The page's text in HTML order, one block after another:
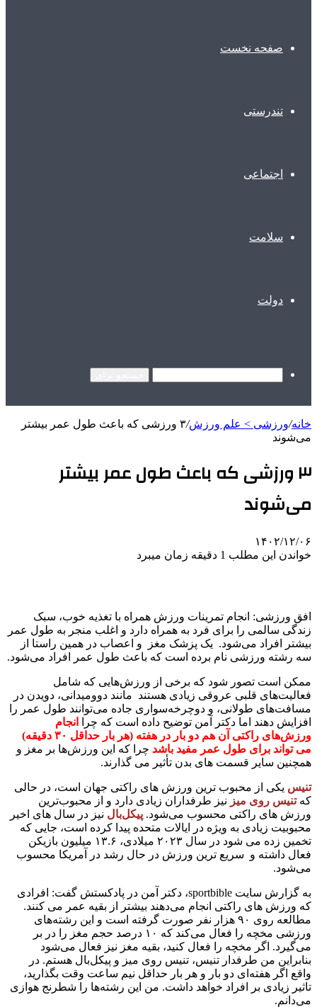
صفحه نخست
تندرستی
اجتماعی
سلامت
دولت
خانه/ورزشی > علم ورزش/
۳ ورزشی که باعث طول عمر بیشتر
می‌شوند
۳ ورزشی که باعث طول عمر بیشتر
می‌شوند
۱۴۰۲/۱۲/۰۶
خواندن این مطلب 1 دقیقه زمان میبرد
افق ورزشی: انجام تمرینات ورزش همراه با تغذیه خوب، سبک
زندگی سالمی را برای فرد به همراه دارد و اغلب منجر به طول عمر
بیشتر افراد می‌شود. یک پزشک مغز و اعصاب در همین راستا از
سه رشته ورزشی نام برده است که باعث طول عمر افراد می‌شود.
ممکن است تصور شود که برخی از ورزش‌هایی که شامل
فعالیت‌های قلبی عروقی زیادی هستند مانند دوومیدانی، دویدن در
مسافت‌های طولانی، و دوچرخه‌سواری جاده‌ می‌توانند طول عمر را
افزایش دهند اما دکتر آمن توضیح داده است که چرا
انجام
ورزش‌های راکتی آن هم دو بار در هفته (هر بار حداقل ۳۰ دقیقه)
می تواند برای طول عمر مفید باشد چرا که این ورزش‌ها بر مغز و
همچنین سایر قسمت های بدن تأثیر می گذارند.
تنیس یکی از محبوب ترین ورزش های راکتی جهان است، در حالی
کهتنیس روی میز نیز طرفداران زیادی دارد و از محبوب‌ترین
ورزش های راکتی محسوب می‌شود. پیکل‌بال نیز در سال های اخیر
محبوبیت زیادی به ویژه در ایالات متحده پیدا کرده است، جایی که
تخمین زده می شود در سال ۲۰۲۳ میلادی، ۱۳.۶ میلیون بازیکن
فعال داشته و سریع ترین ورزش در حال رشد در آمریکا محسوب
می‌شود.
به گزارش سایت sportbible، دکتر آمن در پادکستش گفت: افرادی
که ورزش های راکتی انجام می‌دهند بیشتر از بقیه عمر می کنند.
مطالعه روی ۹۰ هزار نفر صورت گرفته است و این رشته‌های
ورزشی مخچه را فعال می‌کند که ۱۰ درصد حجم مغز را در بر
می‌گیرد. اگر مخچه را فعال کنید، بقیه مغز نیز فعال می‌شود
بنابراین من طرفدار تنیس، تنیس روی میز و پیکل‌بال هستم. در
واقع اگر هفته‌ای دو بار و هر بار حداقل نیم ساعت وقت بگذارید،
تاثیر زیادی بر افراد خواهد داشت. من این رشته‌ها را شطرنج هوازی
می‌دانم.